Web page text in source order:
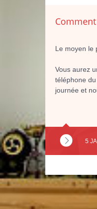
Le moyen le
Vous aurez
téléphone
journée et
5